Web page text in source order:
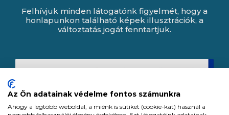
Felhívjuk minden látogatónk figyelmét, hogy a
honlapunkon található képek illusztrációk, a
változtatás jogát fenntartjuk.
Az Ön adatainak védelme fontos számunkra
Ahogy a legtöbb weboldal, a miénk is sütiket (cookie-kat) használ a